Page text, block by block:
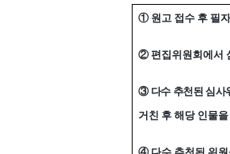
① 원고 접수 후 필
② 편집위원회에서
③ 다수 추천된 심사
거친 후 해당 인물